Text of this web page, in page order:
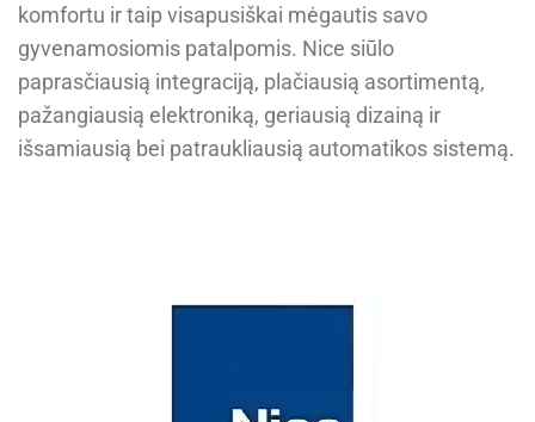
komfortu ir taip visapusiškai mėgautis savo
gyvenamosiomis patalpomis. Nice siūlo
paprasčiausią integraciją, plačiausią asortimentą,
pažangiausią elektroniką, geriausią dizainą ir
išsamiausią bei patraukliausią automatikos sistemą.